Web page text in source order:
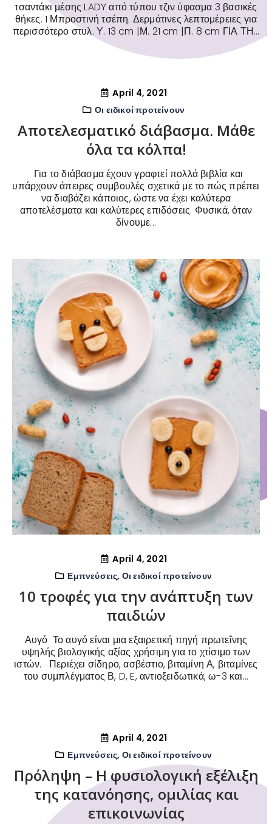
τσαντάκι μέσης LADY από τύπου τζιν ύφασμα 3 βασικές
θήκες. 1 Μπροστινή τσέπη. Δερμάτινες λεπτομέρειες για
περισσότερο στυλ. Υ. 13 cm |Μ. 21 cm |Π. 8 cm ΓΙΑ ΤΗ...
April 4, 2021
Οι ειδικοί προτείνουν
Αποτελεσματικό διάβασμα. Μάθε
όλα τα κόλπα!
Για το διάβασμα έχουν γραφτεί πολλά βιβλία και
υπάρχουν άπειρες συμβουλές σχετικά με το πώς πρέπει
να διαβάζει κάποιος, ώστε να έχει καλύτερα
αποτελέσματα και καλύτερες επιδόσεις. Φυσικά, όταν
δίνουμε...
April 4, 2021
Εμπνεύσεις, Οι ειδικοί προτείνουν
10 τροφές για την ανάπτυξη των
παιδιών
Αυγό Το αυγό είναι μια εξαιρετική πηγή πρωτεΐνης
υψηλής βιολογικής αξίας χρήσιμη για το χτίσιμο των
ιστών. Περιέχει σίδηρο, ασβέστιο, βιταμίνη Α, βιταμίνες
του συμπλέγματος Β, D, E, αντιοξειδωτικά, ω-3 και...
April 4, 2021
Εμπνεύσεις, Οι ειδικοί προτείνουν
Πρόληψη – Η φυσιολογική εξέλιξη
της κατανόησης, ομιλίας και
επικοινωνίας